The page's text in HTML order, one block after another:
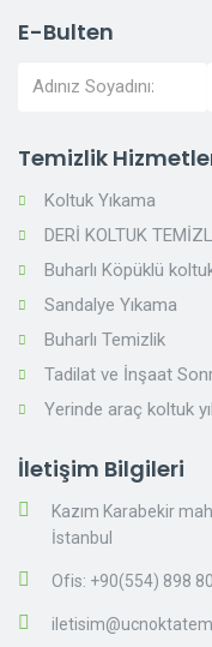
E-Bulten
Temizlik
Koltuk Yıkama
DERİ KOLTUK
Buharlı Köpüklü
Sandalye Yıkama
Buharlı Temizlik
Tadilat ve İnşaat
Yerinde araç koltuk
İletişim Bilgileri
Kazım Karabekir
İstanbul
Ofis: +90(554) 898